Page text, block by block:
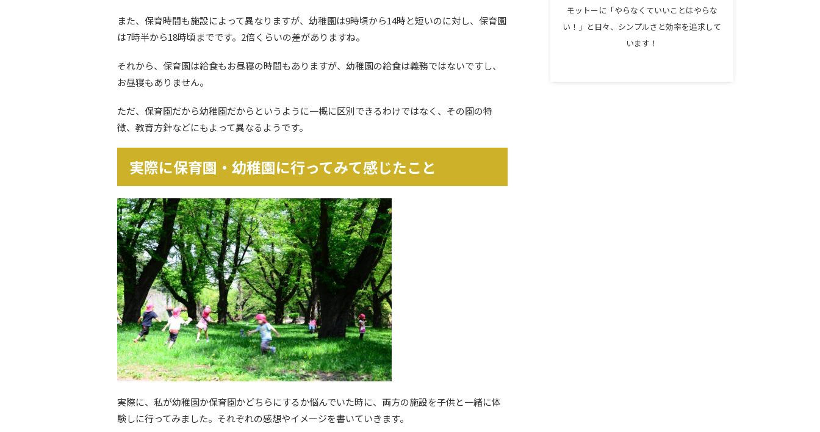
また、保育時間も施設によって異なりますが、幼稚園は9時頃から14時と短いのに対し、保育園
は7時半から18時頃までです。2倍くらいの差がありますね。
それから、保育園は給食もお昼寝の時間もありますが、幼稚園の給食は義務ではないですし、
お昼寝もありません。
ただ、保育園だから幼稚園だからというように一概に区別できるわけではなく、その園の特
徴、教育方針などにもよって異なるようです。
実際に保育園・幼稚園に行ってみて感じたこと
実際に、私が幼稚園か保育園かどちらにするか悩んでいた時に、両方の施設を子供と一緒に体
験しに行ってみました。それぞれの感想やイメージを書いていきます。
モットーに「やらなくていいことはやらな
い！」と日々、シンプルさと効率を追求して
います！